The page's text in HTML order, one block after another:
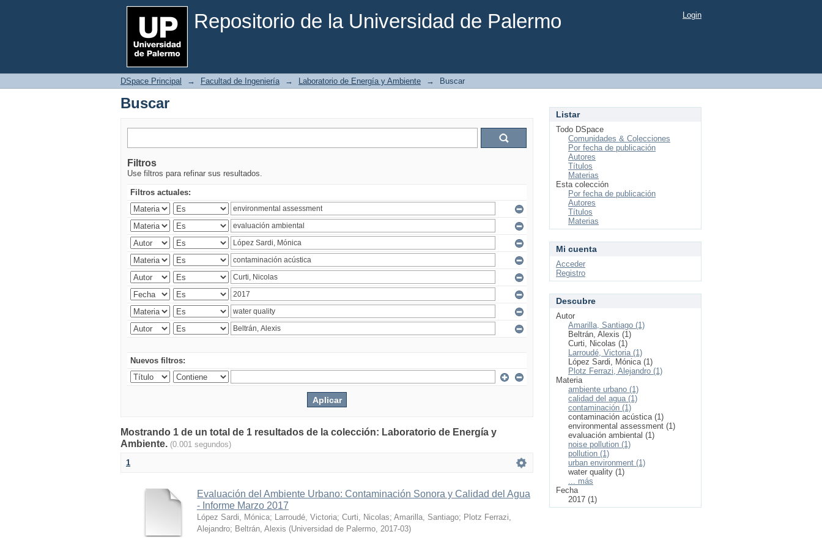
Repositorio de la Universidad de Palermo
Buscar Login
DSpace Principal → Facultad de Ingeniería → Laboratorio de Energía y Ambiente → Buscar
Buscar
Filtros
Use filtros para refinar sus resultados.
Filtros actuales:
Nuevos filtros:
Mostrando 1 de un total de 1 resultados de la colección: Laboratorio de Energía y
Ambiente. (0.001 segundos)
1
Evaluación del Ambiente Urbano: Contaminación Sonora y Calidad del Agua
- Informe Marzo 2017
López Sardi, Mónica; Larroudé, Victoria; Curti, Nicolas; Amarilla, Santiago; Plotz Ferrazi,
Alejandro; Beltrán, Alexis (Universidad de Palermo, 2017-03)
Listar
Todo DSpace
Comunidades & Colecciones
Por fecha de publicación
Autores
Títulos
Materias
Esta colección
Por fecha de publicación
Autores
Títulos
Materias
Mi cuenta
Acceder
Registro
Descubre
Autor
Amarilla, Santiago (1)
Beltrán, Alexis (1)
Curti, Nicolas (1)
Larroudé, Victoria (1)
López Sardi, Mónica (1)
Plotz Ferrazi, Alejandro (1)
Materia
ambiente urbano (1)
calidad del agua (1)
contaminación (1)
contaminación acústica (1)
environmental assessment (1)
evaluación ambiental (1)
noise pollution (1)
pollution (1)
urban environment (1)
water quality (1)
... más
Fecha
2017 (1)